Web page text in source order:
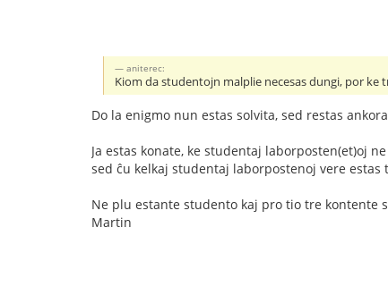
aniterec:
Kiom da studentojn malplie necesas dungi, por ke
Do la enigmo nun estas solvita, sed restas
Ja estas konate, ke studentaj laborposten(et)oj
sed ĉu kelkaj studentaj laborpostenoj vere estas
Ne plu estante studento kaj pro tio tre kontente
Martin